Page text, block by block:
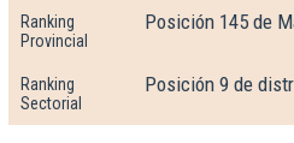
Ranking
Provincial
Posición 145 de
Ranking
Sectorial
Posición 9 de